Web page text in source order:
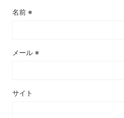
名前 ※
メール ※
サイト